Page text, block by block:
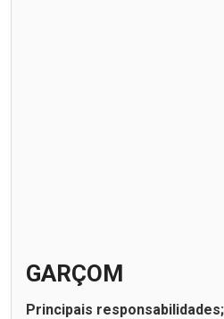
GARÇOM
Principais responsabilidades;